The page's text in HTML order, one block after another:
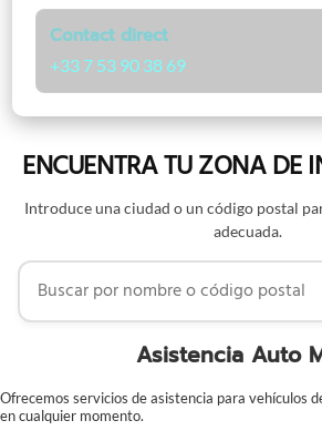
Contact direct
+33 7 53 90 38 69
ENCUENTRA TU ZONA DE
Introduce una ciudad o un código postal
adecuada.
Buscar por nombre o código postal
Asistencia Auto
Ofrecemos servicios de asistencia para vehículos
en cualquier momento.